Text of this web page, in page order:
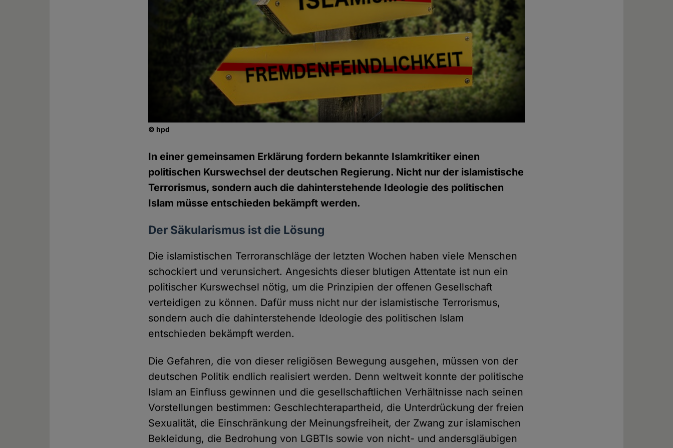
© hpd
In einer gemeinsamen Erklärung fordern bekannte Islamkritiker einen
politischen Kurswechsel der deutschen Regierung. Nicht nur der islamistische
Terrorismus, sondern auch die dahinterstehende Ideologie des politischen
Islam müsse entschieden bekämpft werden.
Der Säkularismus ist die Lösung
Die islamistischen Terroranschläge der letzten Wochen haben viele Menschen
schockiert und verunsichert. Angesichts dieser blutigen Attentate ist nun ein
politischer Kurswechsel nötig, um die Prinzipien der offenen Gesellschaft
verteidigen zu können. Dafür muss nicht nur der islamistische Terrorismus,
sondern auch die dahinterstehende Ideologie des politischen Islam
entschieden bekämpft werden.
Die Gefahren, die von dieser religiösen Bewegung ausgehen, müssen von der
deutschen Politik endlich realisiert werden. Denn weltweit konnte der politische
Islam an Einfluss gewinnen und die gesellschaftlichen Verhältnisse nach seinen
Vorstellungen bestimmen: Geschlechterapartheid, die Unterdrückung der freien
Sexualität, die Einschränkung der Meinungsfreiheit, der Zwang zur islamischen
Bekleidung, die Bedrohung von LGBTIs sowie von nicht- und andersgläubigen